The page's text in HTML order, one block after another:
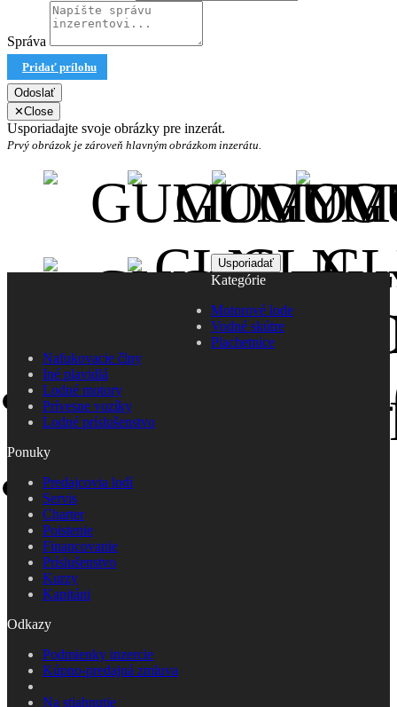
Správa
Pridať prílohu
Odoslať
✕Close
Usporiadajte svoje obrázky pre inzerát.
Prvý obrázok je zároveň hlavným obrázkom inzerátu.
Kategórie
Motorové lode
Vodné skútre
Plachetnice
Nafukovacie člny
Iné plavidlá
Lodné motory
Prívesne vozíky
Lodné príslušenstvo
Ponuky
Predajcovia lodí
Servis
Charter
Poistenie
Financovanie
Príslušenstvo
Kurzy
Kapitáni
Odkazy
Podmienky inzercie
Kúpno-predajná zmluva
Na stiahnutie